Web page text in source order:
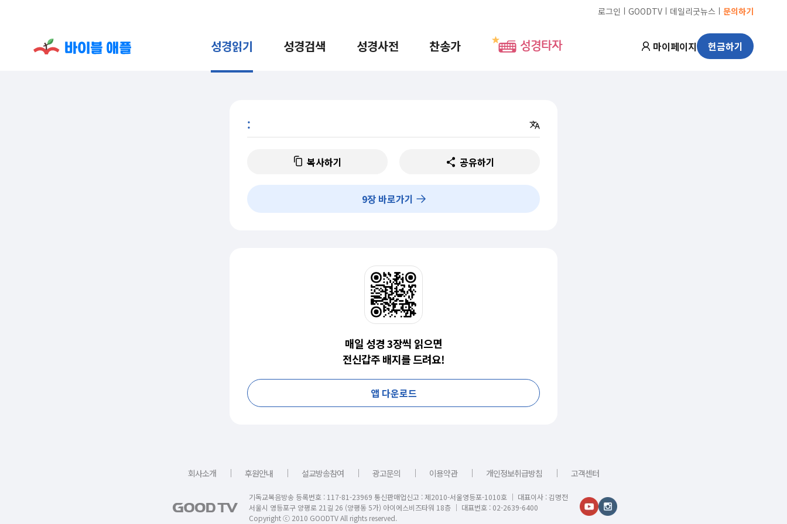
로그인 ㅣ GOODTV ㅣ 데일리굿뉴스 ㅣ 문의하기
성경읽기 성경검색 성경사전 찬송가 성경타자 마이페이지 헌금하기
:
복사하기 공유하기
9장 바로가기
매일 성경 3장씩 읽으면
전신갑주 배지를 드려요!
앱 다운로드
회사소개 ｜ 후원안내 ｜ 설교방송참여 ｜ 광고문의 ｜ 이용약관 ｜ 개인정보취급방침 ｜ 고객센터
기독교복음방송 등록번호 : 117-81-23969 통신판매업신고 : 제2010-서울영등포-1010호 │ 대표이사 : 김명전
서울시 영등포구 양평로 21길 26 (양평동 5가) 아이에스비즈타워 18층 │ 대표번호 : 02-2639-6400
Copyright ⓒ 2010 GOODTV All rights reserved.